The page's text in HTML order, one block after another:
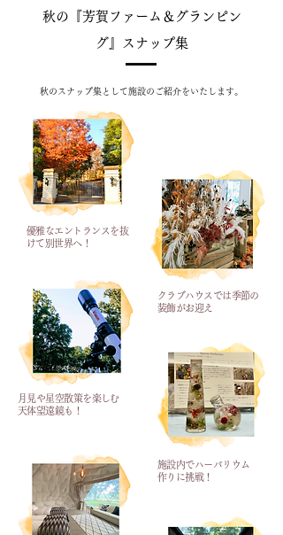
秋の『芳賀ファーム＆グランピン
グ』スナップ集
秋のスナップ集として施設のご紹介をいたします。
優雅なエントランスを抜
けて別世界へ！
クラブハウスでは季節の
装飾がお迎え
月見や星空散策を楽しむ
天体望遠鏡も！
施設内でハーバリウム
作りに挑戦！